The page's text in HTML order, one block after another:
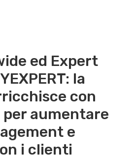
ed Expert
la
con
per aumentare
e
i clienti